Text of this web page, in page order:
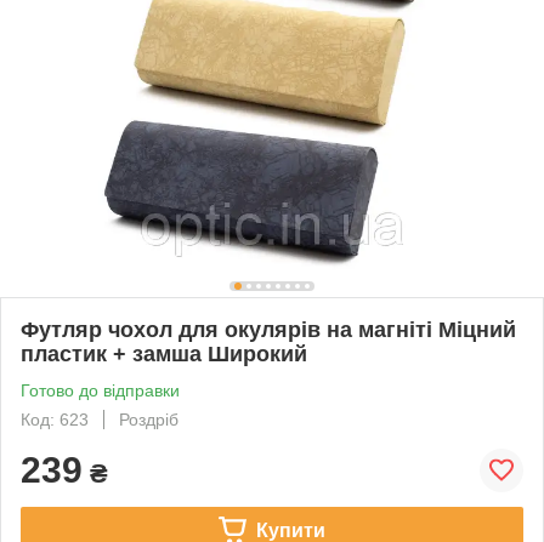
Футляр чохол для окулярів на магніті Міцний
пластик + замша Широкий
Готово до відправки
Код: 623
Роздріб
239 ₴
Купити